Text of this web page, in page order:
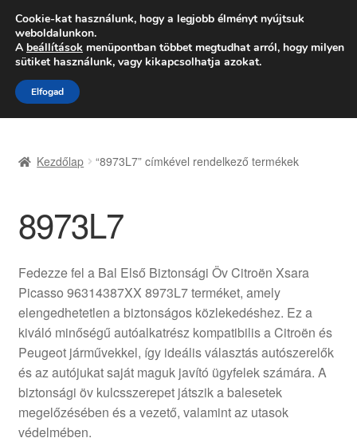
SZÁLLÍTÁS 2618 Ft-tól
Hétfő-Péntek 9:00–16:0006 80 088 054
Ugrás
a
navigációhoz
Kilépés
a
tartalomba
Adatvédelmi irányelvek
Felhasználási feltételek
Kifizetések
Panasz
Panaszkezelési szabályzat
Pénztár
Kezdőlap “8973L7” címkével rendelkező termékek
8973L7
Fedezze fel a Bal Első Biztonsági Öv Citroën Xsara
Picasso 96314387XX 8973L7 terméket, amely
elengedhetetlen a biztonságos közlekedéshez. Ez a
kiváló minőségű autóalkatrész kompatibilis a Citroën és
Peugeot járművekkel, így ideális választás autószerelők
és az autójukat saját maguk javító ügyfelek számára. A
biztonsági öv kulcsszerepet játszik a balesetek
megelőzésében és a vezető, valamint az utasok
védelmében.
Cookie-kat használunk, hogy a legjobb élményt nyújtsuk
weboldalunkon.
A beállítások menüpontban többet megtudhat arról, hogy milyen
sütiket használunk, vagy kikapcsolhatja azokat.
Elfogad